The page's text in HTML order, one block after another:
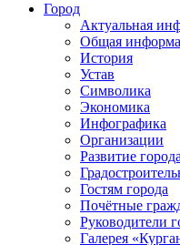
Город
Актуальная
Общая
История
Устав
Символика
Экономика
Инфографика
Организации
Развитие города
Гостям города
Почётные
Руководители
Галерея